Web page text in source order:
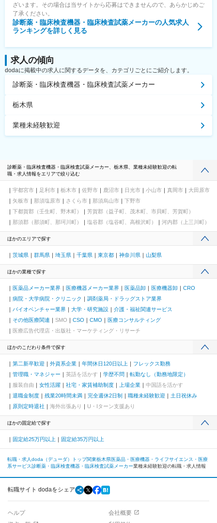
ざいます。その場合は当サイトから応募はできませんので、あらかじめご
了承ください。
診断薬・臨床検査機器・臨床検査試薬メーカーの人気求人
ランキングを詳しく見る
求人の傾向
dodaに掲載中の求人に関するデータを、カテゴリごとにご紹介します。
診断薬・臨床検査機器・臨床検査試薬メーカー
栃木県
業種未経験歓迎
診断薬・臨床検査機器・臨床検査試薬メーカー、栃木県、業種未経験歓迎の転
職・求人情報をエリアで絞り込む
宇都宮市 足利市 栃木市 佐野市 鹿沼市 日光市 小山市 真岡市
大田原市
矢板市
那須塩原市 さくら市 那須烏山市
下野市
下都賀郡（壬生町、野木町）
芳賀郡（益子町、茂木町、市貝町、芳賀町）
那須郡（那須町、那珂川町）
塩谷郡（塩谷町、高根沢町） 河内郡（上三川町）
ほかのエリアで探す
茨城県 群馬県 埼玉県 千葉県 東京都 神奈川県 山梨県
ほかの業種で探す
医薬品メーカー業界 医療機器メーカー業界 医薬品卸 医療機器卸
CRO
病院・大学病院・クリニック
調剤薬局・ドラッグストア業界
バイオベンチャー業界
大学・研究施設
介護・福祉関連サービス
その他医療関連
SMO CSO CMO
医療コンサルティング
医療広告代理店・出版社・マーケティング・リサーチ
ほかのこだわり条件で探す
第二新卒歓迎 外資系企業 年間休日120日以上
フレックス勤務
管理職・マネジャー
英語を活かす 学歴不問
転勤なし（勤務地限定）
服装自由
女性活躍 社宅・家賃補助制度 上場企業
中国語を活かす
退職金制度
残業20時間未満 完全週休2日制 職種未経験歓迎
土日祝休み
原則定時退社
海外出張あり U・Iターン支援あり
ほかの固定給で探す
固定給25万円以上 固定給35万円以上
転職・求人doda（デューダ）トップ関東栃木県医薬品・医療機器・ライフサイエンス・医療
系サービス診断薬・臨床検査機器・臨床検査試薬メーカー業種未経験歓迎の転職・求人情報
転職サイト dodaをシェア
ヘルプ
会社概要